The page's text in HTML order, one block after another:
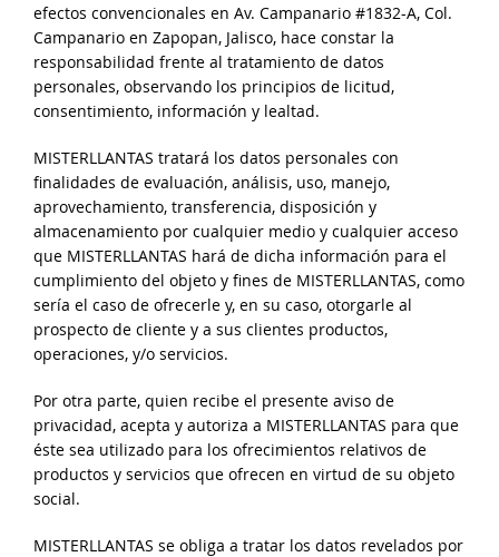
efectos convencionales en Av. Campanario #1832-A, Col.
Campanario en Zapopan, Jalisco, hace constar la
responsabilidad frente al tratamiento de datos
personales, observando los principios de licitud,
consentimiento, información y lealtad.
MISTERLLANTAS tratará los datos personales con
finalidades de evaluación, análisis, uso, manejo,
aprovechamiento, transferencia, disposición y
almacenamiento por cualquier medio y cualquier acceso
que MISTERLLANTAS hará de dicha información para el
cumplimiento del objeto y fines de MISTERLLANTAS, como
sería el caso de ofrecerle y, en su caso, otorgarle al
prospecto de cliente y a sus clientes productos,
operaciones, y/o servicios.
Por otra parte, quien recibe el presente aviso de
privacidad, acepta y autoriza a MISTERLLANTAS para que
éste sea utilizado para los ofrecimientos relativos de
productos y servicios que ofrecen en virtud de su objeto
social.
MISTERLLANTAS se obliga a tratar los datos revelados por